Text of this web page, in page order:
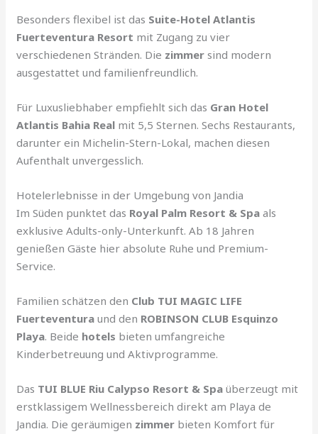
Besonders flexibel ist das Suite-Hotel Atlantis
Fuerteventura Resort mit Zugang zu vier
verschiedenen Stränden. Die zimmer sind modern
ausgestattet und familienfreundlich.
Für Luxusliebhaber empfiehlt sich das Gran Hotel
Atlantis Bahia Real mit 5,5 Sternen. Sechs Restaurants,
darunter ein Michelin-Stern-Lokal, machen diesen
Aufenthalt unvergesslich.
Hotelerlebnisse in der Umgebung von Jandia
Im Süden punktet das Royal Palm Resort & Spa als
exklusive Adults-only-Unterkunft. Ab 18 Jahren
genießen Gäste hier absolute Ruhe und Premium-
Service.
Familien schätzen den Club TUI MAGIC LIFE
Fuerteventura und den ROBINSON CLUB Esquinzo
Playa. Beide hotels bieten umfangreiche
Kinderbetreuung und Aktivprogramme.
Das TUI BLUE Riu Calypso Resort & Spa überzeugt mit
erstklassigem Wellnessbereich direkt am Playa de
Jandia. Die geräumigen zimmer bieten Komfort für